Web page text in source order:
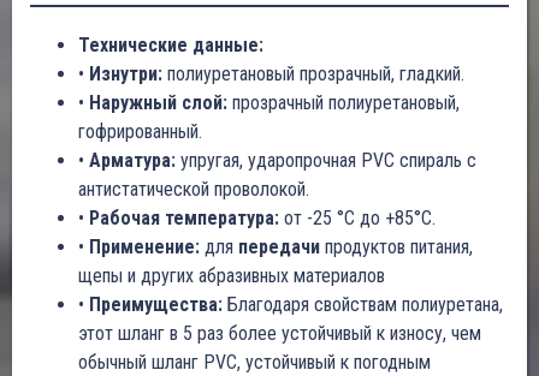
Технические данные:
• Изнутри: полиуретановый прозрачный, гладкий.
• Наружный слой: прозрачный полиуретановый,
гофрированный.
• Арматура: упругая, ударопрочная PVC спираль с
антистатической проволокой.
• Рабочая температура: от -25 °C до +85°C.
• Применение: для передачи продуктов питания,
щепы и других абразивных материалов
• Преимущества: Благодаря свойствам полиуретана,
этот шланг в 5 раз более устойчивый к износу, чем
обычный шланг PVC, устойчивый к погодным